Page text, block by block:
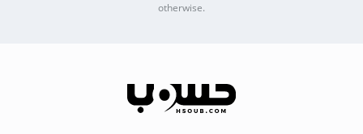
otherwise.